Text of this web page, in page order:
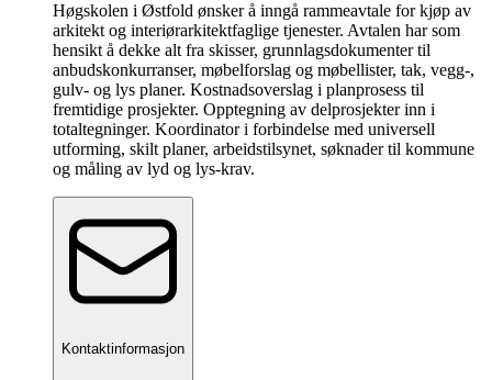
Høgskolen i Østfold ønsker å inngå rammeavtale for kjøp av
arkitekt og interiørarkitektfaglige tjenester. Avtalen har som
hensikt å dekke alt fra skisser, grunnlagsdokumenter til
anbudskonkurranser, møbelforslag og møbellister, tak, vegg-,
gulv- og lys planer. Kostnadsoverslag i planprosess til
fremtidige prosjekter. Opptegning av delprosjekter inn i
totaltegninger. Koordinator i forbindelse med universell
utforming, skilt planer, arbeidstilsynet, søknader til kommune
og måling av lyd og lys-krav.
Kontaktinformasjon